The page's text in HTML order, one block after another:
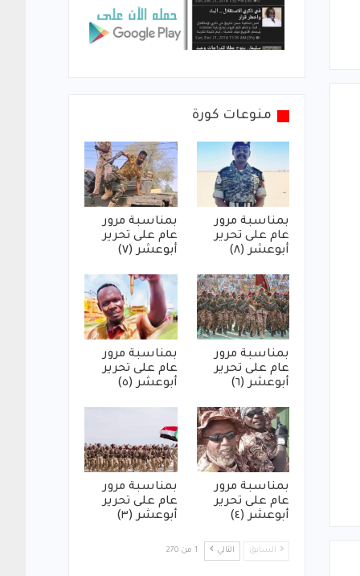
منوعات كورة
بمناسبة مرور
عام على تحرير
أبوعشر (٨)
بمناسبة مرور
عام على تحرير
أبوعشر (٧)
بمناسبة مرور
عام على تحرير
أبوعشر (٦)
بمناسبة مرور
عام على تحرير
أبوعشر (٥)
بمناسبة مرور
عام على تحرير
أبوعشر (٤)
بمناسبة مرور
عام على تحرير
أبوعشر (٣)
السابق التالي 1 من 270